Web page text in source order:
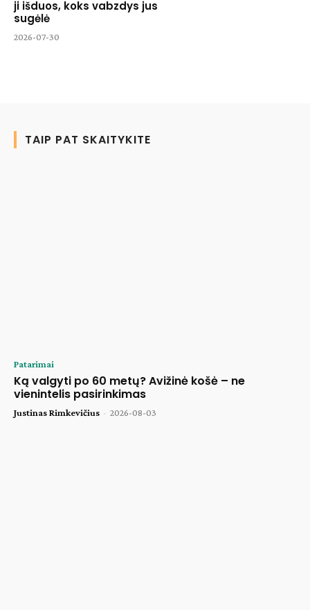
ji išduos, koks vabzdys jus
sugėlė
2026-07-30
TAIP PAT SKAITYKITE
Patarimai
Ką valgyti po 60 metų? Avižinė košė – ne
vienintelis pasirinkimas
Justinas Rimkevičius - 2026-08-03